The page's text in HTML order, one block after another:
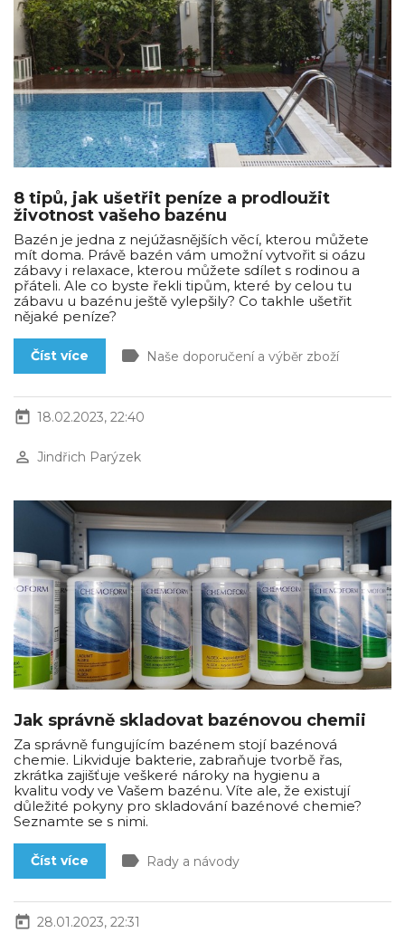
8 tipů, jak ušetřit peníze a prodloužit
životnost vašeho bazénu
Bazén je jedna z nejúžasnějších věcí, kterou můžete
mít doma. Právě bazén vám umožní vytvořit si oázu
zábavy i relaxace, kterou můžete sdílet s rodinou a
přáteli. Ale co byste řekli tipům, které by celou tu
zábavu u bazénu ještě vylepšily? Co takhle ušetřit
nějaké peníze?
Číst více label Naše doporučení a výběr zboží
today 18.02.2023, 22:40
perm_identity Jindřich Parýzek
Jak správně skladovat bazénovou chemii
Za správně fungujícím bazénem stojí bazénová
chemie. Likviduje bakterie, zabraňuje tvorbě řas,
zkrátka zajišťuje veškeré nároky na hygienu a
kvalitu vody ve Vašem bazénu. Víte ale, že existují
důležité pokyny pro skladování bazénové chemie?
Seznamte se s nimi.
Číst více label Rady a návody
today 28.01.2023, 22:31